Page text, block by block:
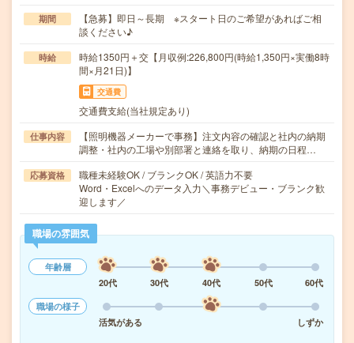
期間
【急募】即日～長期 ※スタート日のご希望があればご相
談ください♪
時給
時給1350円＋交【月収例:226,800円(時給1,350円×実働8時
間×月21日)】
交通費
交通費支給(当社規定あり)
仕事内容
【照明機器メーカーで事務】注文内容の確認と社内の納期
調整・社内の工場や別部署と連絡を取り、納期の日程…
応募資格
職種未経験OK / ブランクOK / 英語力不要
Word・Excelへのデータ入力＼事務デビュー・ブランク歓
迎します／
職場の雰囲気
年齢層
20代
30代 40代 50代
60代
職場の様子
活気がある
しずか